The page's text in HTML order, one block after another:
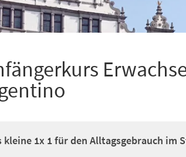
kleine 1x 1 für den Alltagsgebrauch im